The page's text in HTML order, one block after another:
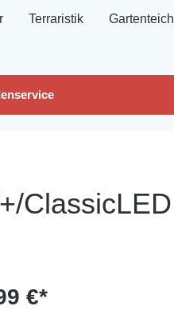
Terraristik Gartenteich
ClassicLED
€*